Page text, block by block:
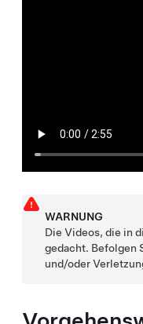
WARNUNG
Die Videos, die in
gedacht. Befolgen
und/oder